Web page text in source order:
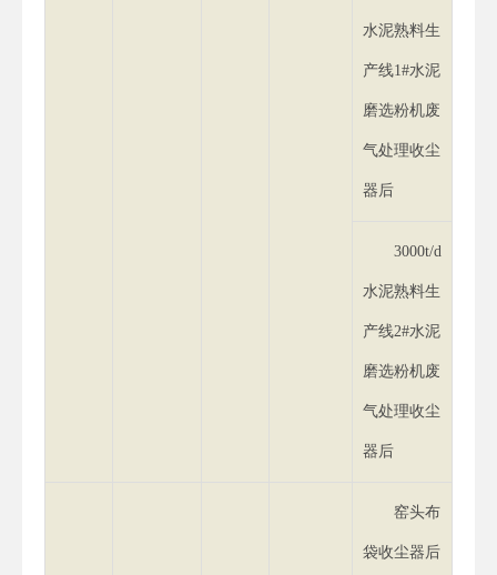
水泥熟料生
产线1#水泥
磨选粉机废
气处理收尘
器后
3000t/d
水泥熟料生
产线2#水泥
磨选粉机废
气处理收尘
器后
窑头布
袋收尘器后